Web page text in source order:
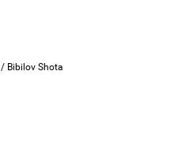
/ Bibilov Shota